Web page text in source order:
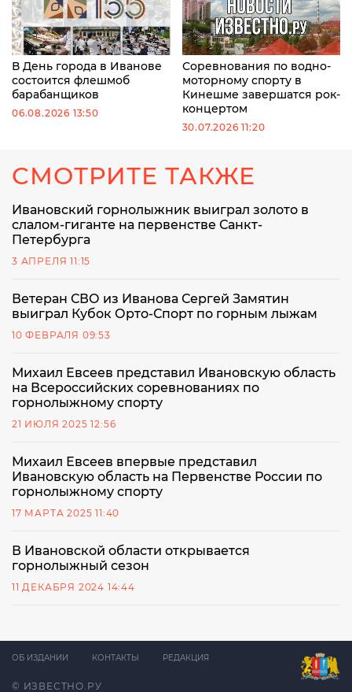
В День города в Иванове
состоится флешмоб
барабанщиков
06.08.2026 13:50
Соревнования по водно-
моторному спорту в
Кинешме завершатся рок-
концертом
30.07.2026 11:20
СМОТРИТЕ ТАКЖЕ
Ивановский горнолыжник выиграл золото в
слалом-гиганте на первенстве Санкт-
Петербурга
3 АПРЕЛЯ 11:15
Ветеран СВО из Иванова Сергей Замятин
выиграл Кубок Орто-Спорт по горным лыжам
10 ФЕВРАЛЯ 09:53
Михаил Евсеев представил Ивановскую область
на Всероссийских соревнованиях по
горнолыжному спорту
21 ИЮЛЯ 2025 12:56
Михаил Евсеев впервые представил
Ивановскую область на Первенстве России по
горнолыжному спорту
17 МАРТА 2025 11:40
В Ивановской области открывается
горнолыжный сезон
11 ДЕКАБРЯ 2024 14:44
© ИЗВЕСТНО.РУ
ОБ ИЗДАНИИ КОНТАКТЫ РЕДАКЦИЯ